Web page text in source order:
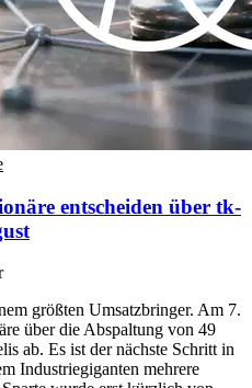
entscheiden über tk-
größten Umsatzbringer. Am 7.
über die Abspaltung von 49
ab. Es ist der nächste Schritt in
Industriegiganten mehrere